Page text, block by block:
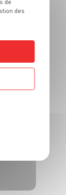
de
des